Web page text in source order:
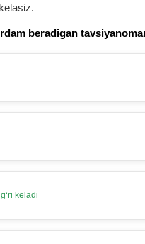
beradigan
keladi